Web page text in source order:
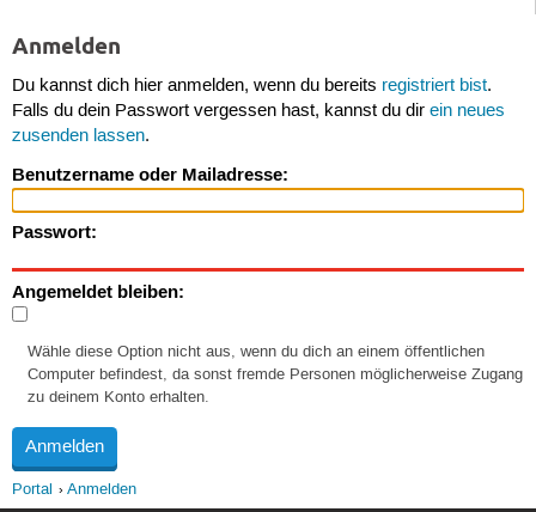
Anmelden
Du kannst dich hier anmelden, wenn du bereits registriert bist.
Falls du dein Passwort vergessen hast, kannst du dir ein neues
zusenden lassen.
Benutzername oder Mailadresse:
Passwort:
Angemeldet bleiben:
Wähle diese Option nicht aus, wenn du dich an einem öffentlichen
Computer befindest, da sonst fremde Personen möglicherweise Zugang
zu deinem Konto erhalten.
Portal Anmelden